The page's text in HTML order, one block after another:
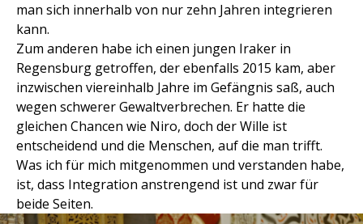
man sich innerhalb von nur zehn Jahren integrieren
kann.
Zum anderen habe ich einen jungen Iraker in
Regensburg getroffen, der ebenfalls 2015 kam, aber
inzwischen viereinhalb Jahre im Gefängnis saß, auch
wegen schwerer Gewaltverbrechen. Er hatte die
gleichen Chancen wie Niro, doch der Wille ist
entscheidend und die Menschen, auf die man trifft.
Was ich für mich mitgenommen und verstanden habe,
ist, dass Integration anstrengend ist und zwar für
beide Seiten.